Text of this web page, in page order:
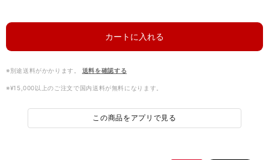
カートに入れる
※別途送料がかかります。 送料を確認する
※¥15,000以上のご注文で国内送料が無料になります。
この商品をアプリで見る